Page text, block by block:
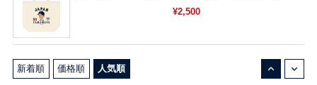
¥2,500
新着順 価格順 人気順